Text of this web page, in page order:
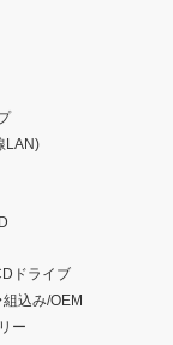
LAN)
ドライブ
組込み/OEM
ー